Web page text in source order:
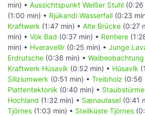
min) • Aussichtspunkt Weißer Stuhl (0:26
(1:00 min) • Rjúkandi Wasserfall (0:23
Kraftwerk (1:47 min) • Alte Brücke (0:27
min) • Vök Bad (0:37 min) • Rentiere
min) • Hveravellir (0:25 min) • Junge
Erdrutsche (0:36 min) • Walbeobachtung
Kraftwerk Húsavík (0:52 min) • Húsavík
Siliziumwerk (0:51 min) • Treibholz (0:56
Plattentektonik (0:40 min) •
Hochland (1:32 min) • Sænautasel (0:41
Tjörnes (1:03 min) • Steilküste Tjörnes